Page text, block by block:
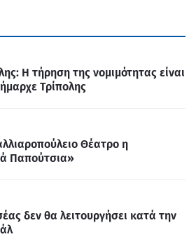
Η τήρηση της νομιμότητας είναι
Τρίπολης
Θέατρο η
Παπούτσια»
δεν θα λειτουργήσει κατά την